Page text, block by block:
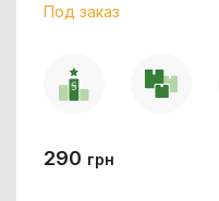
Под заказ
290 грн